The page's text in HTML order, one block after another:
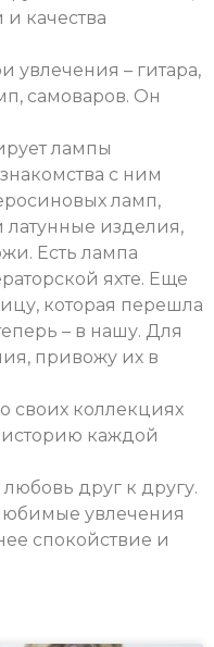
и качества
увлечения – гитара,
самоваров. Он
лампы
с ним
ламп,
изделия,
Есть лампа
яхте. Еще
которая перешла
– в нашу. Для
привожу их в
своих коллекциях
историю каждой
друг к другу.
увлечения
спокойствие и